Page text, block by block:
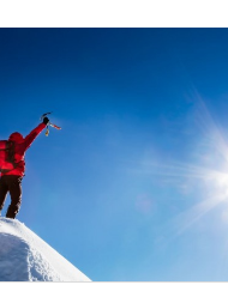
d
n
l p
ti
r